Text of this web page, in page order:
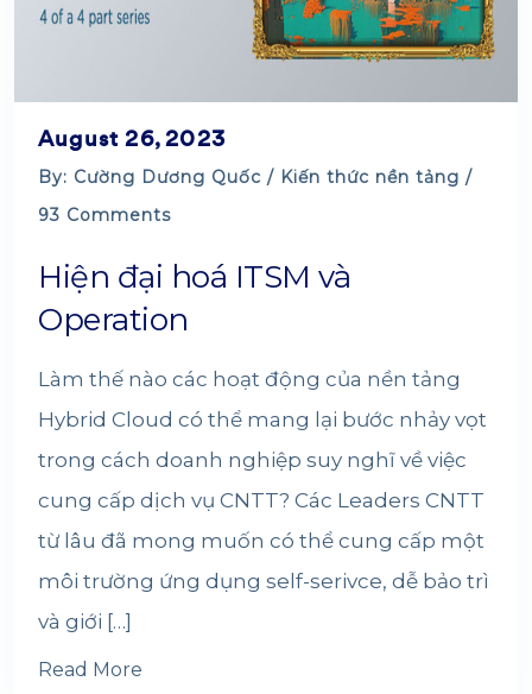
August 26, 2023
By: Cường Dương Quốc / Kiến thức nền tảng /
93 Comments
Hiện đại hoá ITSM và
Operation
Làm thế nào các hoạt động của nền tảng
Hybrid Cloud có thể mang lại bước nhảy vọt
trong cách doanh nghiệp suy nghĩ về việc
cung cấp dịch vụ CNTT? Các Leaders CNTT
từ lâu đã mong muốn có thể cung cấp một
môi trường ứng dụng self-serivce, dễ bảo trì
và giới […]
Read More